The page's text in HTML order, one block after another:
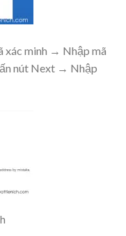
xác minh → Nhập mã
nút Next → Nhập